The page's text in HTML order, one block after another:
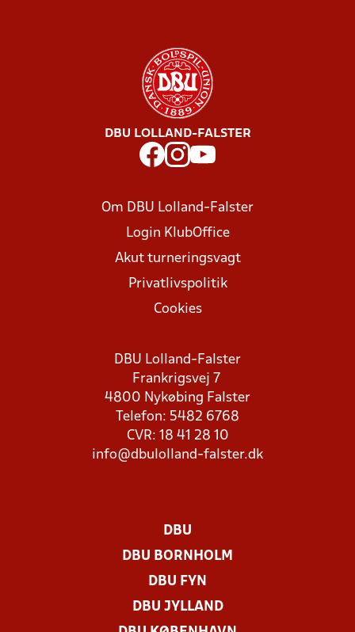
DBU LOLLAND-FALSTER
Om DBU Lolland-Falster
Login KlubOffice
Akut turneringsvagt
Privatlivspolitik
Cookies
DBU Lolland-Falster
Frankrigsvej 7
4800 Nykøbing Falster
Telefon: 5482 6768
CVR: 18 41 28 10
info@dbulolland-falster.dk
DBU
DBU BORNHOLM
DBU FYN
DBU JYLLAND